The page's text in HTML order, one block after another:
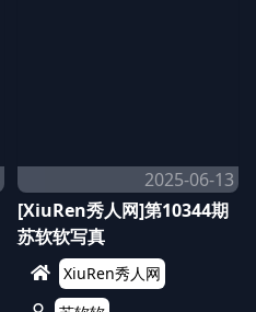
2025-06-13
[XiuRen秀人网]第10344期
苏软软写真
XiuRen秀人网